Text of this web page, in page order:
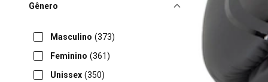
Gênero
Masculino (373)
Feminino (361)
Unissex (350)